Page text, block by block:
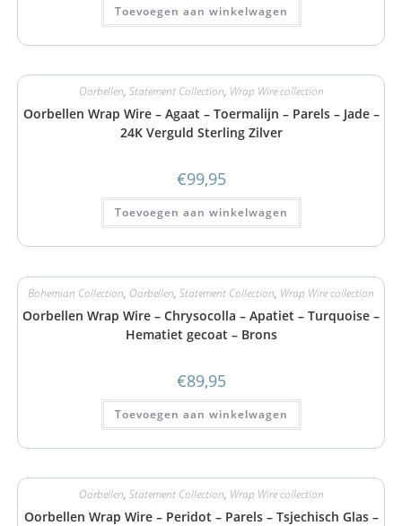
Toevoegen aan winkelwagen
Oorbellen, Statement Collection, Wrap Wire collection
Oorbellen Wrap Wire – Agaat – Toermalijn – Parels – Jade –
24K Verguld Sterling Zilver
€99,95
Toevoegen aan winkelwagen
Bohemian Collection, Oorbellen, Statement Collection, Wrap Wire collection
Oorbellen Wrap Wire – Chrysocolla – Apatiet – Turquoise –
Hematiet gecoat – Brons
€89,95
Toevoegen aan winkelwagen
Oorbellen, Statement Collection, Wrap Wire collection
Oorbellen Wrap Wire – Peridot – Parels – Tsjechisch Glas –